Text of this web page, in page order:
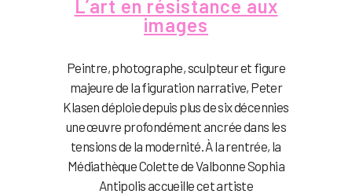
L’art en résistance aux
images
Peintre, photographe, sculpteur et figure
majeure de la figuration narrative, Peter
Klasen déploie depuis plus de six décennies
une œuvre profondément ancrée dans les
tensions de la modernité. À la rentrée, la
Médiathèque Colette de Valbonne Sophia
Antipolis accueille cet artiste